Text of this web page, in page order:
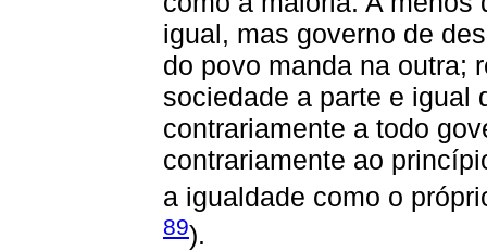
igual, mas governo de
do povo manda na outra;
sociedade a parte e igual
contrariamente a todo
contrariamente ao
a igualdade como o
89).